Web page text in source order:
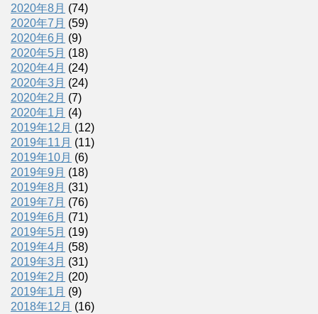
2020年8月 (74)
2020年7月 (59)
2020年6月 (9)
2020年5月 (18)
2020年4月 (24)
2020年3月 (24)
2020年2月 (7)
2020年1月 (4)
2019年12月 (12)
2019年11月 (11)
2019年10月 (6)
2019年9月 (18)
2019年8月 (31)
2019年7月 (76)
2019年6月 (71)
2019年5月 (19)
2019年4月 (58)
2019年3月 (31)
2019年2月 (20)
2019年1月 (9)
2018年12月 (16)